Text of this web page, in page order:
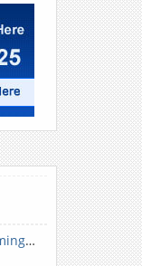
Grooming Kucing & Anjing Cimahi | Lilypet Grooming & Pet Hotel